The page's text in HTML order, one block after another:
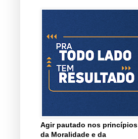
Agir pautado nos princípios
da Moralidade e da